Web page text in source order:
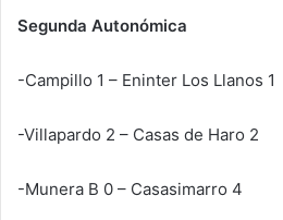
Segunda Autonómica
-Campillo 1 – Eninter Los Llanos 1
-Villapardo 2 – Casas de Haro 2
-Munera B 0 – Casasimarro 4